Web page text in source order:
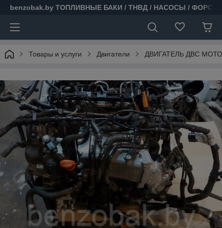
benzobak.by ТОПЛИВНЫЕ БАКИ / ТНВД / НАСОСЫ /
Товары и услуги Двигатели ДВИГАТЕЛЬ ДВС МОТОР